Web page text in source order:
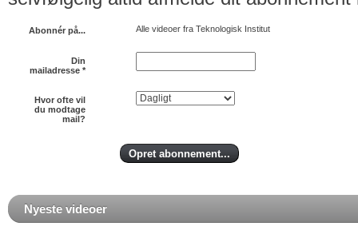
Abonnér på... Alle videoer fra Teknologisk Institut
Din
mailadresse *
Hvor ofte vil
du modtage
mail?
Nyeste videoer